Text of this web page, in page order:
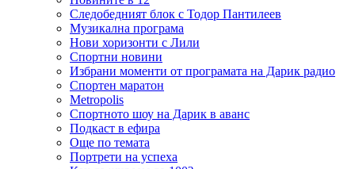
Следобедният блок с Тодор Пантилеев
Музикална програма
Нови хоризонти с Лили
Спортни новини
Избрани моменти от програмата на Дарик радио
Спортен маратон
Metropolis
Спортното шоу на Дарик в аванс
Подкаст в ефира
Още по темата
Портрети на успеха